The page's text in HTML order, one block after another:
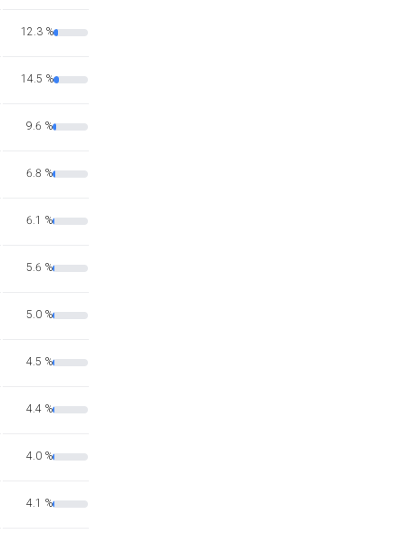
12.3 %
14.5 %
9.6 %
6.8 %
6.1 %
5.6 %
5.0 %
4.5 %
4.4 %
4.0 %
4.1 %